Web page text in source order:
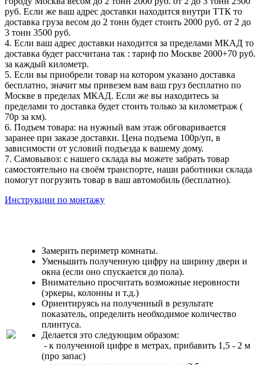
руб. Если же ваш адрес доставки находится внутри ТТК то
доставка груза весом до 2 тонн будет стоить 2000 руб. от 2 до
3 тонн 3500 руб.
4. Если ваш адрес доставки находится за пределами МКАД то
доставка будет рассчитана так : тариф по Москве 2000+70 руб.
за каждый километр.
5. Если вы приобрели товар на котором указано доставка
бесплатно, значит мы привезем вам ваш груз бесплатно по
Москве в пределах МКАД. Если же вы находитесь за
пределами то доставка будет стоить только за километраж (
70р за км).
6. Подъем товара: на нужный вам этаж обговаривается
заранее при заказе доставки. Цена подъема 100р/уп, в
зависимости от условий подъезда к вашему дому.
7. Самовывоз: с нашего склада вы можете забрать товар
самостоятельно на своём транспорте, наши работники склада
помогут погрузить товар в ваш автомобиль (бесплатно).
Инструкции по монтажу
Замерить периметр комнаты.
Уменьшить полученную цифру на ширину двери и
окна (если оно спускается до пола).
Внимательно просчитать возможные неровности
(эркеры, колонны и т.д.)
Ориентируясь на полученный в результате
показатель, определить необходимое количество
плинтуса.
Делается это следующим образом:
- к полученной цифре в метрах, прибавить 1,5 - 2 м
(про запас)